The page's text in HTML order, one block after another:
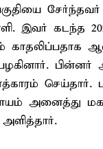
சேர்ந்தவர்
இவர் கடந்த
காதலிப்பதாக
பின்னர்
செய்தார்.
அனைத்து
அளித்தார்.